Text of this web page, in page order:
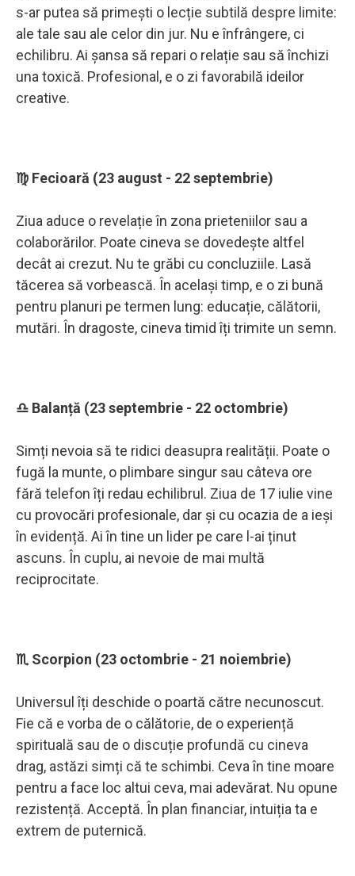
s-ar putea să primești o lecție subtilă despre limite:
ale tale sau ale celor din jur. Nu e înfrângere, ci
echilibru. Ai șansa să repari o relație sau să închizi
una toxică. Profesional, e o zi favorabilă ideilor
creative.
♍ Fecioară (23 august - 22 septembrie)
Ziua aduce o revelație în zona prieteniilor sau a
colaborărilor. Poate cineva se dovedește altfel
decât ai crezut. Nu te grăbi cu concluziile. Lasă
tăcerea să vorbească. În același timp, e o zi bună
pentru planuri pe termen lung: educație, călătorii,
mutări. În dragoste, cineva timid îți trimite un semn.
♎ Balanță (23 septembrie - 22 octombrie)
Simți nevoia să te ridici deasupra realității. Poate o
fugă la munte, o plimbare singur sau câteva ore
fără telefon îți redau echilibrul. Ziua de 17 iulie vine
cu provocări profesionale, dar și cu ocazia de a ieși
în evidență. Ai în tine un lider pe care l-ai ținut
ascuns. În cuplu, ai nevoie de mai multă
reciprocitate.
♏ Scorpion (23 octombrie - 21 noiembrie)
Universul îți deschide o poartă către necunoscut.
Fie că e vorba de o călătorie, de o experiență
spirituală sau de o discuție profundă cu cineva
drag, astăzi simți că te schimbi. Ceva în tine moare
pentru a face loc altui ceva, mai adevărat. Nu opune
rezistență. Acceptă. În plan financiar, intuiția ta e
extrem de puternică.